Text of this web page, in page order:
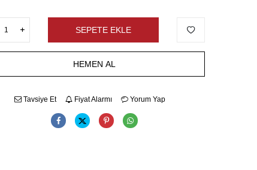
SEPETE EKLE
HEMEN AL
Tavsiye Et Fiyat Alarmı Yorum Yap